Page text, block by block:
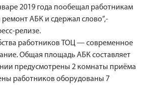
2019 года пообещал работникам
ремонт АБК и сдержал слово”,-
релизе.
работников ТОЦ — современное
Общая площадь АБК составляет
предусмотрены 2 комнаты приёма
работников оборудованы 7